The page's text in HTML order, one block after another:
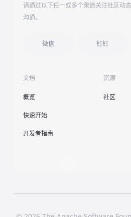
请通过以下任一或多个渠道关注社区动
沟通。
微信 钉钉
文档
概览
快速开始
开发者指南
资源
社区